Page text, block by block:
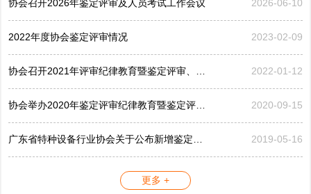
协会召开2026年鉴定评审及人员考试工作会议 2026-06-10
2022年度协会鉴定评审情况 2023-02-09
协会召开2021年评审纪律教育暨鉴定评审、考评工作会议 2022-01-12
协会举办2020年鉴定评审纪律教育暨鉴定评审工作会议 2020-09-15
广东省特种设备行业协会关于公布新增鉴定评审员的公告... 2019-05-16
更多 +